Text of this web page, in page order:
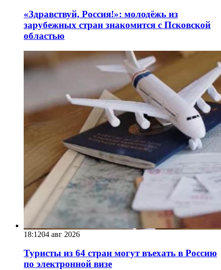
«Здравствуй, Россия!»: молодёжь из
зарубежных стран знакомится с Псковской
областью
18:1204 авг 2026
Туристы из 64 стран могут въехать в Россию
по электронной визе